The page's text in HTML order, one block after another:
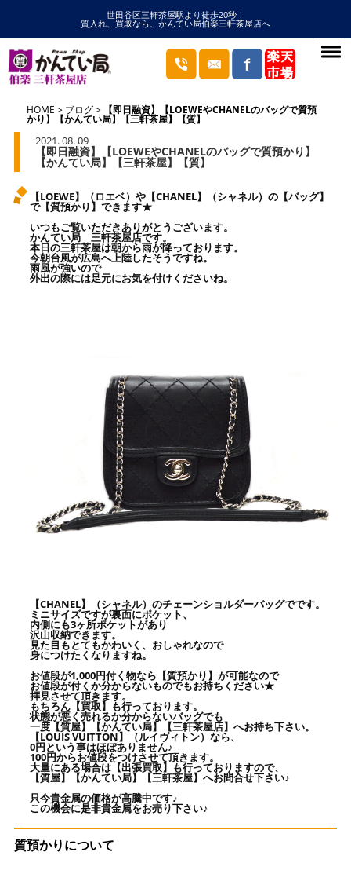
世田谷区三軒茶屋駅より徒歩20秒！
質入れ、買取なら、かんてい局伯楽三軒茶屋店へ
HOME ブログ 【即日融資】【LOEWEやCHANELのバッグで質預
かり】【かんてい局】【三軒茶屋】【質】
2021. 08. 09
【即日融資】【LOEWEやCHANELのバッグで質預かり】
【かんてい局】【三軒茶屋】【質】
【LOEWE】（ロエベ）や【CHANEL】（シャネル）の【バッグ】
で【質預かり】できます★
いつもご覧いただきありがとうございます。
かんてい局 三軒茶屋店です。
本日の三軒茶屋は朝から雨が降っております。
今朝台風が広島へ上陸したそうですね。
雨風が強いので
外出の際には足元にお気を付けくださいね。
【CHANEL】（シャネル）のチェーンショルダーバッグでです。
ミニサイズですが裏面にポケット、
内側にも3ヶ所ポケットがあり
沢山収納できます。
見た目もとてもかわいく、おしゃれなので
身につけたくなりますね。
お値段が1,000円付く物なら【質預かり】が可能なので
お値段が付くか分からないものでもお持ちください★
拝見させて頂きます。
もちろん【買取】も行っております。
状態が悪く売れるか分からないバッグでも
一度【質屋】【かんてい局】【三軒茶屋店】へお持ち下さい。
【LOUIS VUITTON】（ルイヴィトン）なら、
0円という事はほぼありません♪
100円からお値段をつけさせて頂きます。
大量にある場合は【出張買取】も行っておりますので、
【質屋】【かんてい局】【三軒茶屋】へお問合せ下さい♪
只今貴金属の価格が高騰中です♪
この機会に是非貴金属をお売り下さい♪
質預かりについて